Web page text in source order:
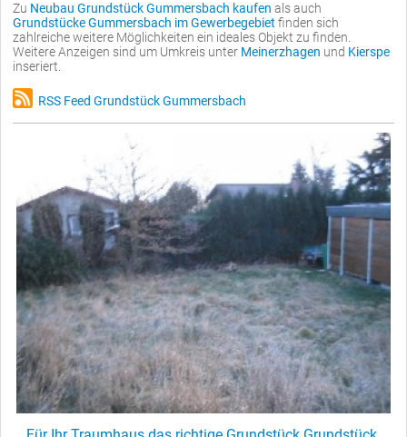
Zu Neubau Grundstück Gummersbach kaufen als auch
Grundstücke Gummersbach im Gewerbegebiet finden sich
zahlreiche weitere Möglichkeiten ein ideales Objekt zu finden.
Weitere Anzeigen sind um Umkreis unter Meinerzhagen und Kierspe
inseriert.
RSS Feed Grundstück Gummersbach